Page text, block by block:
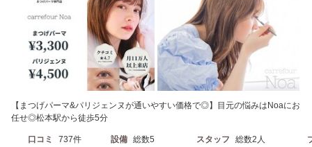
【まつげパーマ&パリジェンヌが通いやすい価格で◎】目元の悩みはNoaにお
任せ◎松本駅から徒歩5分
口コミ 737件 設備 総数5 スタッフ 総数2人